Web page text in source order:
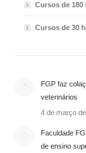
Cursos de 180
Cursos de 30
FGP faz
veterinários
4 de março
Faculdade
de ensino